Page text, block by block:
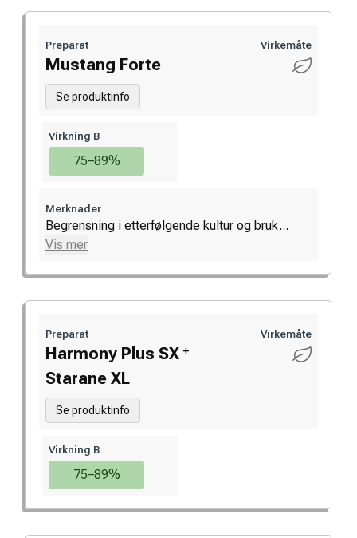
Preparat
Mustang Forte
Se produktinfo
Virkemåte
Virkning B
75–89%
Merknader
Begrensning i etterfølgende kultur og bruk...
Vis mer
Preparat
Harmony Plus SX +
Starane XL
Se produktinfo
Virkemåte
Virkning B
75–89%